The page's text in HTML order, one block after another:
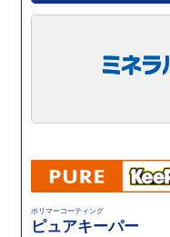
ポリマーコーティング
ピュアキーパー